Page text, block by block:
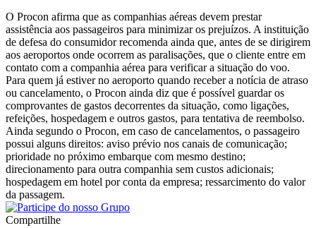
O Procon afirma que as companhias aéreas devem prestar
assistência aos passageiros para minimizar os prejuízos. A instituição
de defesa do consumidor recomenda ainda que, antes de se dirigirem
aos aeroportos onde ocorrem as paralisações, que o cliente entre em
contato com a companhia aérea para verificar a situação do voo.
Para quem já estiver no aeroporto quando receber a notícia de atraso
ou cancelamento, o Procon ainda diz que é possível guardar os
comprovantes de gastos decorrentes da situação, como ligações,
refeições, hospedagem e outros gastos, para tentativa de reembolso.
Ainda segundo o Procon, em caso de cancelamentos, o passageiro
possui alguns direitos: aviso prévio nos canais de comunicação;
prioridade no próximo embarque com mesmo destino;
direcionamento para outra companhia sem custos adicionais;
hospedagem em hotel por conta da empresa; ressarcimento do valor
da passagem.
Compartilhe